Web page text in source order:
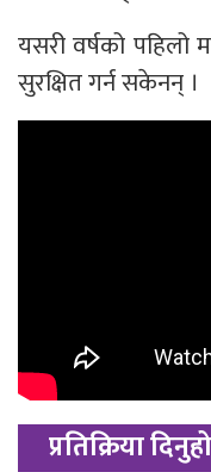
यसरी वर्षको पहिलो
सुरक्षित गर्न सकेनन् ।
प्रतिक्रिया